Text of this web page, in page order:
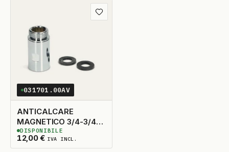
Aggiungi ai preferiti
031701.00AV
ANTICALCARE
MAGNETICO 3/4-3/4
WPRO
12,00€ IVA INCL.
6DISPONIBILI
DISPONIBILE